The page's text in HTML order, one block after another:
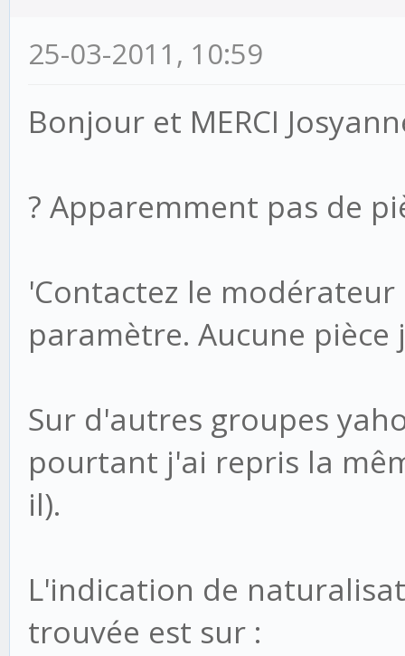
25-03-2011, 10:59
Bonjour et MERCI
? Apparemment pas de
'Contactez le
paramètre. Aucune
Sur d'autres groupes
pourtant j'ai repris la
il).
L'indication de
trouvée est sur :